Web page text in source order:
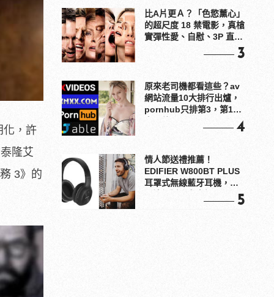
化，許
隆艾
3》的
比A片更Ａ？「色慾薰心」
的超尺度 18 禁電影，真槍
實彈性愛、自慰、3P 直接
3
原來老司機都看這些？av
網站流量10大排行出爐，
pornhub只排第3，第1名
4
情人節送禮推薦！
EDIFIER W800BT PLUS
耳罩式無線藍牙耳機，在
5